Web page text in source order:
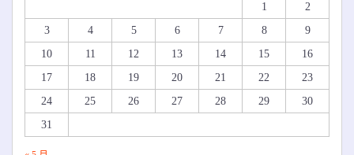
1
2
3
4 5 6 7 8
9
10
11 12 13 14 15
16
17
18 19 20 21 22
23
24
25 26 27 28 29
30
31